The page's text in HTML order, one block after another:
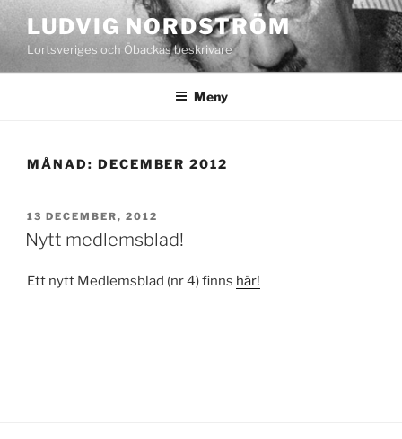
Hoppa
till
innehåll
LUDVIG NORDSTRÖM
Lortsveriges och Öbackas beskrivare
Meny
MÅNAD: DECEMBER 2012
PUBLICERAT
13 DECEMBER, 2012
Nytt medlemsblad!
Ett nytt Medlemsblad (nr 4) finns här!